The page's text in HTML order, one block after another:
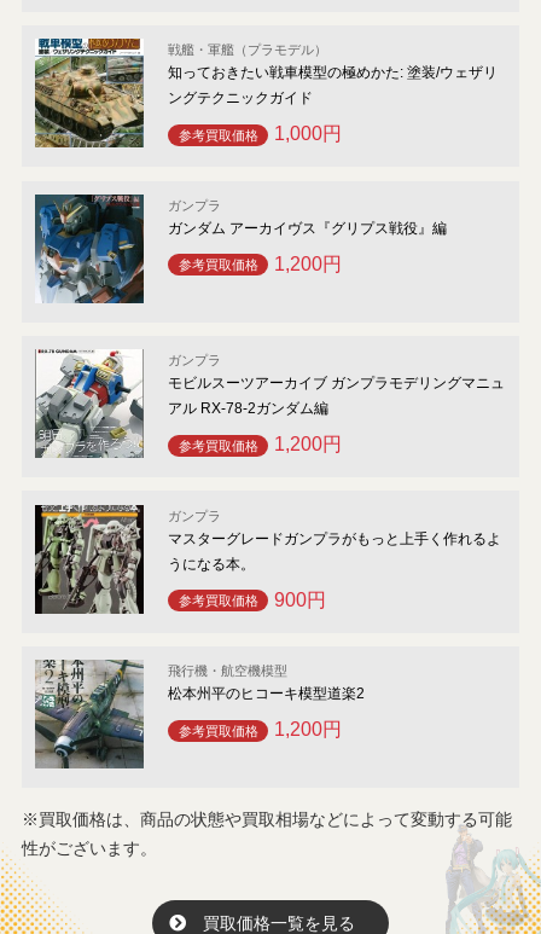
戦艦・軍艦（プラモデル）
知っておきたい戦車模型の極めかた: 塗装/ウェザリ
ングテクニックガイド
参考買取価格 1,000円
ガンプラ
ガンダム アーカイヴス『グリプス戦役』編
参考買取価格 1,200円
ガンプラ
モビルスーツアーカイブ ガンプラモデリングマニュ
アル RX-78-2ガンダム編
参考買取価格 1,200円
ガンプラ
マスターグレードガンプラがもっと上手く作れるよ
うになる本。
参考買取価格 900円
飛行機・航空機模型
松本州平のヒコーキ模型道楽2
参考買取価格 1,200円
※買取価格は、商品の状態や買取相場などによって変動する可能
性がございます。
買取価格一覧を見る